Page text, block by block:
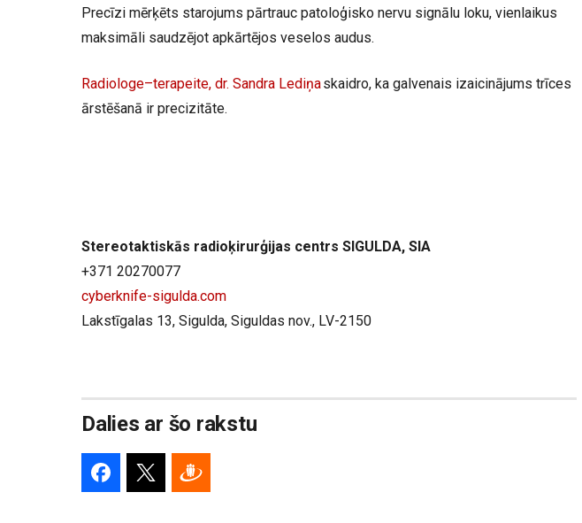
Precīzi mērķēts starojums pārtrauc patoloģisko nervu signālu loku, vienlaikus
maksimāli saudzējot apkārtējos veselos audus.
Radiologe–terapeite, dr. Sandra Lediņaskaidro, ka galvenais izaicinājums trīces
ārstēšanā ir precizitāte.
Stereotaktiskās radioķirurģijas centrs SIGULDA, SIA
+371 20270077
cyberknife-sigulda.com
Lakstīgalas 13, Sigulda, Siguldas nov., LV-2150
Dalies ar šo rakstu